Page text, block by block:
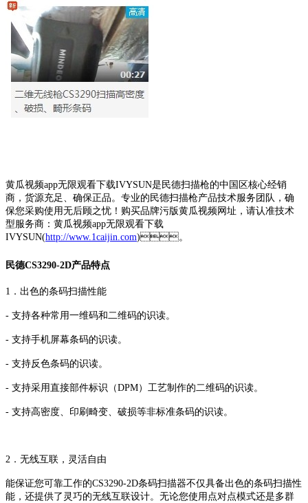
黄瓜视频app无限观看下载IVYSUN是民德扫描枪的中国区核心经销
商，货源充足、确保正品。专业的民德扫描枪产品技术服务团队，确
保您采购使用无后顾之忧！购买品牌污版黄瓜视频网址，请认准技术
型服务商：黄瓜视频app无限观看下载
IVYSUN(http://www.1caijin.com)。
民德CS3290-2D产品特点
1．出色的条码扫描性能
- 支持各种常用一维码和二维码的识读。
- 支持手机屏幕条码的识读。
- 支持反色条码的识读。
- 支持采用直接部件标识（DPM）工艺制作的二维码的识读。
- 支持高密度、印刷畸变、破损等非标准条码的识读。
2．无线互联，灵活自由
能保证您可靠工作的CS3290-2D条码扫描器不仅具备出色的条码扫描性
能，还提供了灵巧的无线互联设计。无论您使用点对点模式还是多群